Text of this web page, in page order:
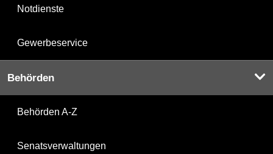
Notdienste
Gewerbeservice
Behörden
Behörden A-Z
Senatsverwaltungen